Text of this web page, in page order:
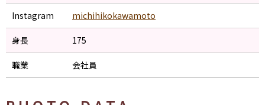
Instagram michihikokawamoto
身長 175
職業 会社員